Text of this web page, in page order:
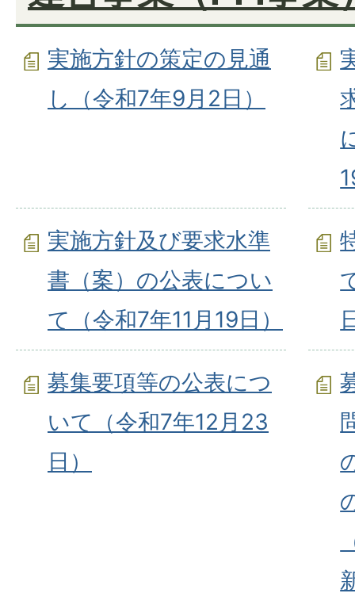
実施方針の策定の見通
し（令和7年9月2日）
実施方針及び要求水準
書（案）の公表につい
て（令和7年11月19日）
募集要項等の公表につ
いて（令和7年12月23
日）